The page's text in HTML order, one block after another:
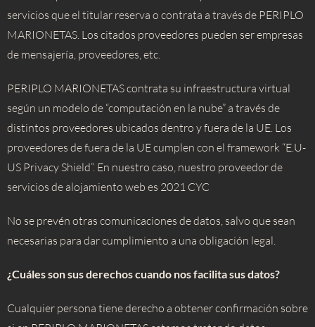
servicios que el titular reserva o contrata a través de PERIPLO
MARIONETAS. Los citados proveedores pueden ser empresas
de mensajería, proveedores, etc.
PERIPLO MARIONETAS contrata su infraestructura virtual
según un modelo de “computación en la nube” a través de
distintos proveedores ubicados dentro y fuera de la UE. Los
proveedores de fuera de la UE cumplen con el framework “E.U-
US Privacy Shield”. En nuestro caso, nuestro proveedor de
servicios de alojamiento web es 2021 CYC
No se prevén otras comunicaciones de datos, salvo que sean
necesarias para dar cumplimiento a una obligación legal.
¿Cuáles son sus derechos cuando nos facilita sus datos?
Cualquier persona tiene derecho a obtener confirmación sobre